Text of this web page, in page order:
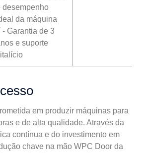
desempenho
da máquina
- Garantia de 3
e suporte
em produzir máquinas para
e de alta qualidade. Através da
contínua e do investimento em
chave na mão WPC Door da